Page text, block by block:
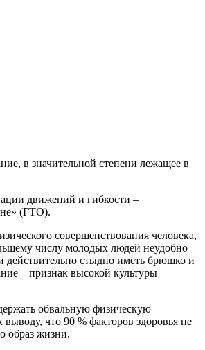
в значительной степени лежащее в
движений и гибкости –
(ГТО).
совершенствования человека,
числу молодых людей неудобно
действительно стыдно иметь брюшко и
– признак высокой культуры
обвальную физическую
что 90 % факторов здоровья не
образ жизни.